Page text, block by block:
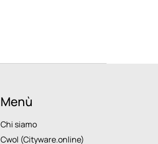
Menù
Chi siamo
Cwol (Cityware.online)